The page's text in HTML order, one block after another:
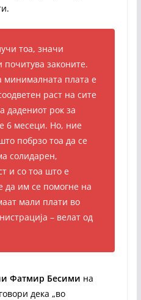
тоа, значи
почитува законите.
минималната плата е
раст на сите
дадениот рок за
6 месеци. Но, ние
побрзо тоа да се
солидарен,
и со тоа што е
да им се помогне на
мали плати во
– велат од
Фатмир Бесими на
дека „во